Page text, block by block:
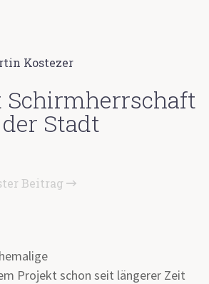
Kostezer
Stadt
Beitrag
Projekt schon seit längerer Zeit